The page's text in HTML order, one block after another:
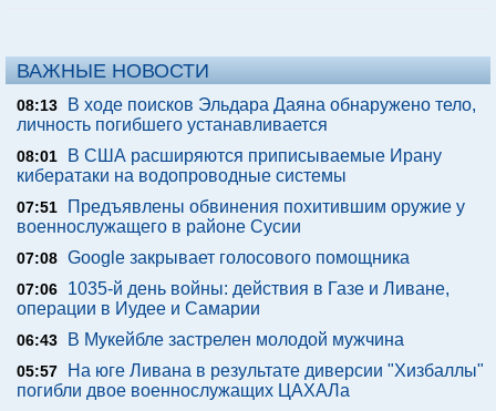
ВАЖНЫЕ НОВОСТИ
08:13
В ходе поисков Эльдара Даяна обнаружено тело,
личность погибшего устанавливается
08:01
В США расширяются приписываемые Ирану
кибератаки на водопроводные системы
07:51
Предъявлены обвинения похитившим оружие у
военнослужащего в районе Сусии
07:08 Google закрывает голосового помощника
07:06
1035-й день войны: действия в Газе и Ливане,
операции в Иудее и Самарии
06:43 В Мукейбле застрелен молодой мужчина
05:57
На юге Ливана в результате диверсии "Хизбаллы"
погибли двое военнослужащих ЦАХАЛа